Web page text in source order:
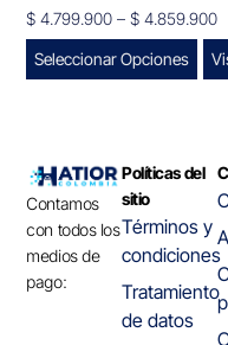
$ 4.799.900 – $ 4.859.900
Seleccionar Opciones
Contamos
con todos los
medios de
pago:
Políticas del
sitio
Términos y
condiciones
Tratamiento
de datos